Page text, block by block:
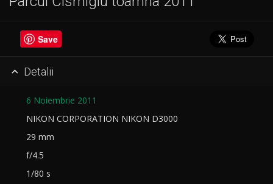
Save
 Detalii
6 Noiembrie 2011
NIKON CORPORATION NIKON D3000
29 mm
f/4.5
1/80 s